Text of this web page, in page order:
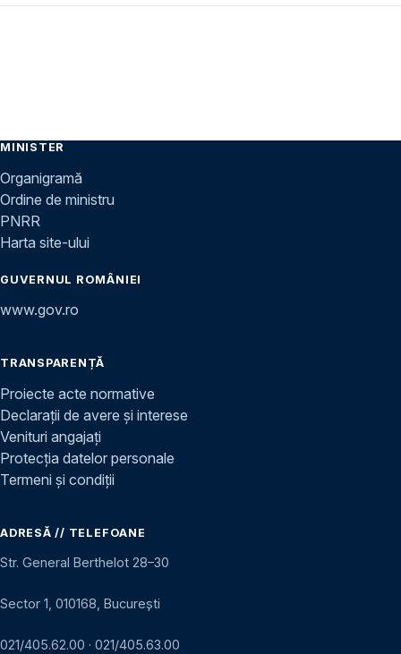
MINISTER
Organigramă
Ordine de ministru
PNRR
Harta site-ului
GUVERNUL ROMÂNIEI
www.gov.ro
TRANSPARENȚĂ
Proiecte acte normative
Declarații de avere și interese
Venituri angajați
Protecția datelor personale
Termeni și condiții
ADRESĂ // TELEFOANE
Str. General Berthelot 28–30
Sector 1, 010168, București
021/405.62.00 · 021/405.63.00